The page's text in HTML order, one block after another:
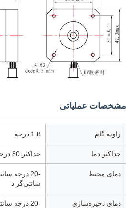
مشخصات عملیاتی
زاویه گام 1.8 درجه
حداکثر دما حداکثر 80 درجه سانتی‌گراد
دمای محیط
سانتی‌گراد
دمای ذخیره‌سازی